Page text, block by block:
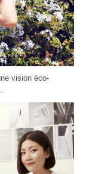
vision éco-